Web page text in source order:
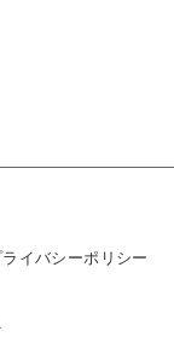
イバシーポリシー